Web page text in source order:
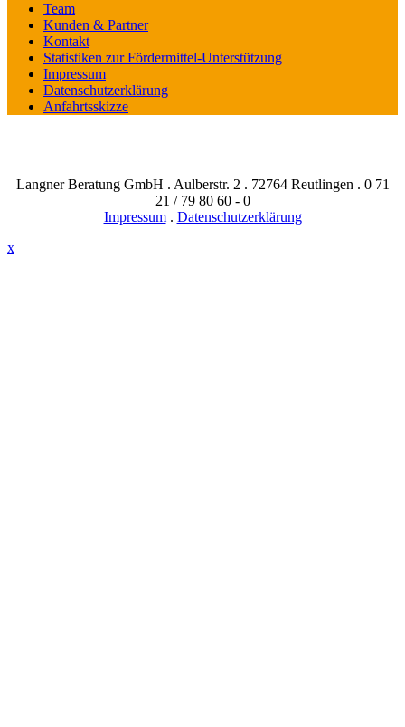
Team
Kunden & Partner
Kontakt
Statistiken zur Fördermittel-Unterstützung
Impressum
Datenschutzerklärung
Anfahrtsskizze
Langner Beratung GmbH . Aulberstr. 2 . 72764 Reutlingen . 0 71
21 / 79 80 60 - 0
Impressum. Datenschutzerklärung
x